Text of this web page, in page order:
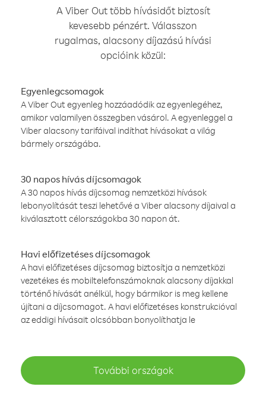
A Viber Out több hívásidőt biztosít
kevesebb pénzért. Válasszon
rugalmas, alacsony díjazású hívási
opcióink közül:
Egyenlegcsomagok
A Viber Out egyenleg hozzáadódik az egyenlegéhez,
amikor valamilyen összegben vásárol. A egyenleggel a
Viber alacsony tarifáival indíthat hívásokat a világ
bármely országába.
30 napos hívás díjcsomagok
A 30 napos hívás díjcsomag nemzetközi hívások
lebonyolítását teszi lehetővé a Viber alacsony díjaival a
kiválasztott célországokba 30 napon át.
Havi előfizetéses díjcsomagok
A havi előfizetéses díjcsomag biztosítja a nemzetközi
vezetékes és mobiltelefonszámoknak alacsony díjakkal
történő hívását anélkül, hogy bármikor is meg kellene
újítani a díjcsomagot. A havi előfizetéses konstrukcióval
az eddigi hívásait olcsóbban bonyolíthatja le
További országok